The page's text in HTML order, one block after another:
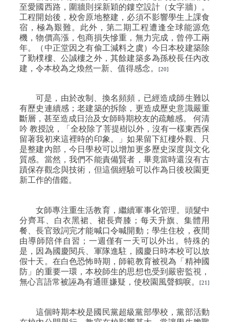
至愛國西路，圍牆則採新穎的鏤空設計（女字牆）。
工程開始後，校舍原地整建，必須不影響學生上課食
宿，極為艱難。此外，第二期工程遭逢全球能源危
機，物價高漲，包商損失慘重，無力完成，曾停工兩
年。（中正堂因之有偷工減料之虞）今日本校建築除
了勤樸樓、公誠樓之外，其餘建築多為孫校長任內改
建，令本校為之煥然一新、值得感念。
[20]
可是，由於改制、換名頻頻，已經造成師生難以
有歷史連續感；老建築的拆除，更造成歷史意識嚴重
斷層，甚至造成日治及女師時期校友的疏離感。
何清
吟 教授說，「全校除了菩提樹以外，沒有一樣東西保
留著我初來這裡時的印象。」如果留下紅樓外觀、只
是整建內部，今日學校可以增加更多歷史深度與文化
質感。當然，我們不能責備賢者，畢竟當時還沒有古
蹟保存觀念與技術，但這個經驗可以作為日後校園更
新工作的借鑑。
女師專注重生活教育，繼續軍事化管理。頭髮中
分齊耳、白衣黑裙、裙長齊膝；每天升旗、集體用
餐、長官致詞完才能喊口令喊開動；學生住校，夜間
由導師陪伴自習；一週僅有一天可以外出。特殊的
是，因為國慶閱兵、軍隊進駐，國慶日時本校可以放
假十天。在白色恐怖時期，師範教育被視為「精神國
防」的重要一環，本校師生的思想也受到嚴密監視，
無心言語常被誣為有通匪嫌疑，使校園風聲鶴唳。
[21]
這個時期本校是國民黨超級黨部學校，黨部活動